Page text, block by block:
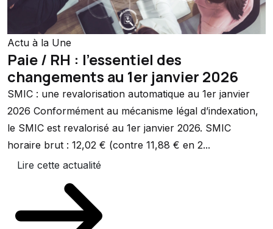
Actu à la Une
Paie / RH : l’essentiel des
changements au 1er janvier 2026
SMIC : une revalorisation automatique au 1er janvier
2026 Conformément au mécanisme légal d’indexation,
le SMIC est revalorisé au 1er janvier 2026. SMIC
horaire brut : 12,02 € (contre 11,88 € en 2...
Lire cette actualité